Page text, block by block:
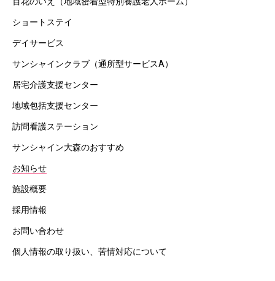
ショートステイ
デイサービス
サンシャインクラブ（通所型サービスA）
居宅介護支援センター
地域包括支援センター
訪問看護ステーション
サンシャイン大森のおすすめ
お知らせ
施設概要
採用情報
お問い合わせ
個人情報の取り扱い、苦情対応について